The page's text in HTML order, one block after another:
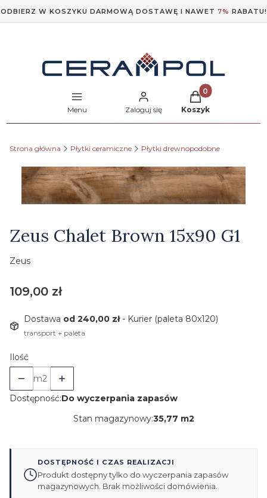
ODBIERZ W KOSZYKU DARMOWĄ DOSTAWĘ I NAWET 7% RABATU!
Menu Zaloguj się
Produkty w
Koszyk
Strona główna Płytki ceramiczne Płytki drewnopodobne
Zeus Chalet Brown 15x90 G1
Zeus
Cena
109,00 zł
Dostawa od 240,00 zł- Kurier (paleta 80x120)
transport + paleta
Ilość
m2
Dostępność:Do wyczerpania zapasów
Stan magazynowy:35,77 m2
DOSTĘPNOŚĆ I CZAS REALIZACJI
Produkt dostępny tylko do wyczerpania zapasów
magazynowych. Brak możliwości domówienia.